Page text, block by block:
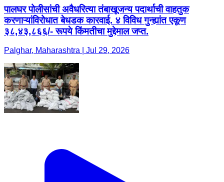
पालघर पोलीसांची अवैधरित्या तंबाखूजन्य पदार्थाची वाहतुक
करणाऱ्यांविरोधात बेधडक कारवाई. ४ विविध गुन्ह्यांत एकूण
३८,४३,८६६/- रूपये किंमतीचा मुद्देमाल जप्त.
Palghar, Maharashtra | Jul 29, 2026